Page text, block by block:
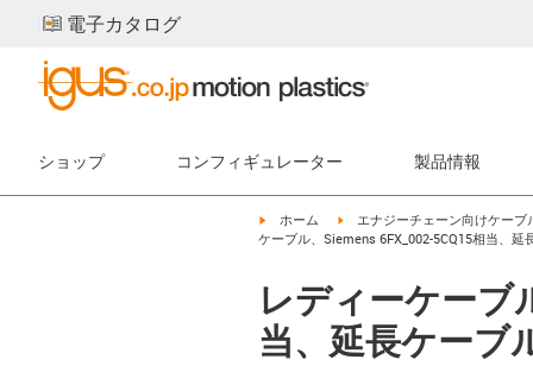
電子カタログ
ショップ コンフィギュレーター 製品情報
igus-icon-arrow-right
ホーム igus-icon-arrow-right
エナジーチェーン向けケーブ
ケーブル、Siemens 6FX_002-5CQ15相当、延
レディーケーブ
当、延長ケーブ